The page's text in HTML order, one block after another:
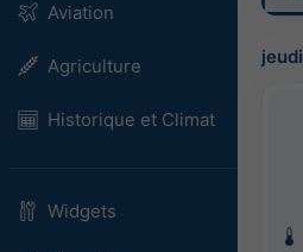
Aviation
Agriculture
Historique et Climat
Widgets
jeudi